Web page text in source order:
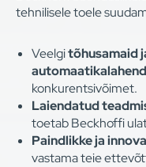
tehnilisele toele
Veelgitõhusamaid
konkurentsivõimet.
Laiendatud
toetab Beckhoffi
Paindlikke ja
vastama teie